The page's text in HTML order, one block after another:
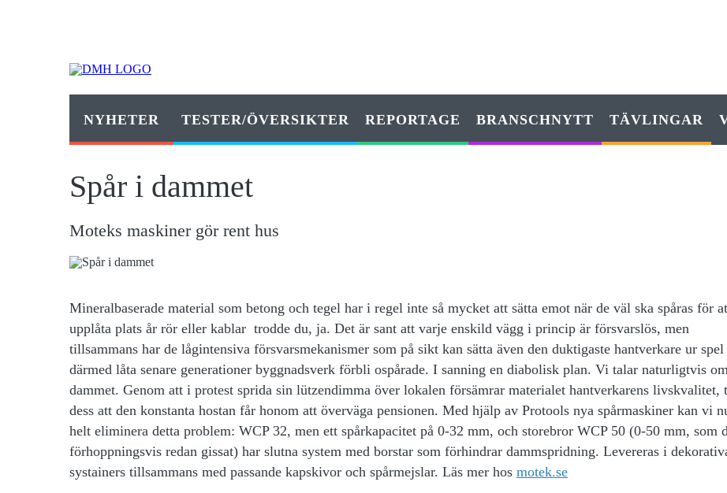
NYHETER TESTER/ÖVERSIKTER REPORTAGE BRANSCHNYTT TÄVLINGAR
Spår i dammet
Moteks maskiner gör rent hus
Mineralbaserade material som betong och tegel har i regel inte så mycket att sätta emot när de väl ska spåras för
upplåta plats år rör eller kablar ­ trodde du, ja. Det är sant att varje enskild vägg i princip är försvarslös, men
tillsammans har de lågintensiva försvarsmekanismer som på sikt kan sätta även den duktigaste hantverkare ur spel
därmed låta senare generationer byggnadsverk förbli ospårade. I sanning en diabolisk plan. Vi talar naturligtvis
dammet. Genom att i protest sprida sin lützendimma över lokalen försämrar materialet hantverkarens livskvalitet,
dess att den konstanta hostan får honom att överväga pensionen. Med hjälp av Protools nya spårmaskiner kan vi
helt eliminera detta problem: WCP 32, men ett spårkapacitet på 0-32 mm, och storebror WCP 50 (0-50 mm, som
förhoppningsvis redan gissat) har slutna system med borstar som förhindrar dammspridning. Levereras i
systainers tillsammans med passande kapskivor och spårmejslar. Läs mer hos motek.se